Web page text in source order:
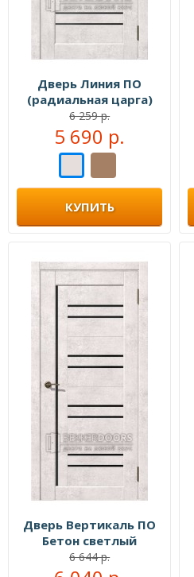
Дверь Линия ПО
(радиальная царга)
стекло чёрный
лакобель Бетон
светлый
6 259 р.
5 690 р.
КУПИТЬ
Дверь Вертикаль ПО
Бетон светлый
6 644 р.